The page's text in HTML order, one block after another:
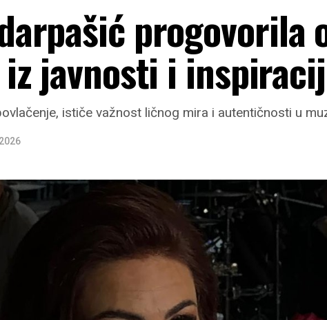
progovorila
javnosti i
ističe važnost ličnog mira i autentičnosti u